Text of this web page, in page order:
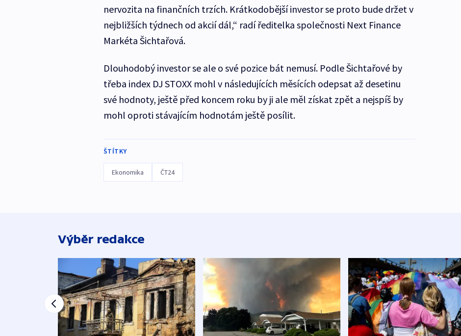
nervozita na finančních trzích. Krátkodobější investor se proto bude držet v
nejbližších týdnech od akcií dál,“ radí ředitelka společnosti Next Finance
Markéta Šichtařová.
Dlouhodobý investor se ale o své pozice bát nemusí. Podle Šichtařové by
třeba index DJ STOXX mohl v následujících měsících odepsat až desetinu
své hodnoty, ještě před koncem roku by ji ale měl získat zpět a nejspíš by
mohl oproti stávajícím hodnotám ještě posílit.
ŠTÍTKY
Ekonomika ČT24
Výběr redakce